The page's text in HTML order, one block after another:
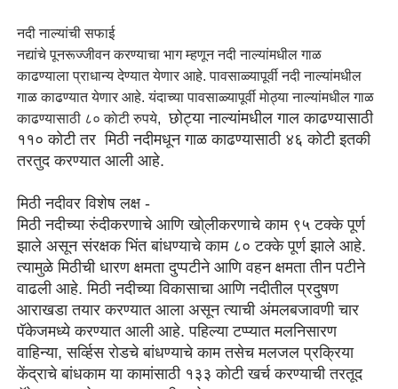
नदी नाल्यांची सफाई
नद्यांचे पूनरूज्जीवन करण्याचा भाग म्हणून नदी नाल्यांमधील गाळ
काढण्याला प्राधान्य देण्यात येणार आहे. पावसाळ्यापूर्वी नदी नाल्यांमधील
गाळ काढण्यात येणार आहे. यंदाच्या पावसाळ्यापूर्वी माेठ्या नाल्यांमधील गाळ
काढण्यासाठी ८० काेटी रुपये, छोट्या नाल्यांमधील गाल काढण्यासाठी
११० काेटी तर मिठी नदीमधून गाळ काढण्यासाठी ४६ कोटी इतकी
तरतुद करण्यात आली आहे.
मिठी नदीवर विशेष लक्ष -
मिठी नदीच्या रुंदीकरणाचे आणि खाे्लीकरणाचे काम ९५ टक्के पूर्ण
झाले असून संरक्षक भिंत बांधण्याचे काम ८० टक्के पूर्ण झाले आहे.
त्यामुळे मिठीची धारण क्षमता दुप्पटीने आणि वहन क्षमता तीन पटीने
वाढली आहे. मिठी नदीच्या विकासाचा आणि नदीतील प्रदुषण
आराखडा तयार करण्यात आला असून त्याची अंमलबजावणी चार
पॅकेजमध्ये करण्यात आली आहे. पहिल्या टप्प्यात मलनिसारण
वाहिन्या, सर्व्हिस राेडचे बांधण्याचे काम तसेच मलजल प्रक्रिया
केंद्राचे बांधकाम या कामांसाठी १३३ काेटी खर्च करण्याची तरतूद